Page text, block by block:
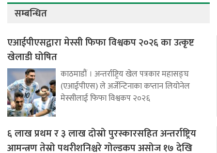
सम्बन्धित
एआईपीएसद्वारा मेस्सी फिफा विश्वकप २०२६ का उत्कृष्ट
खेलाडी घोषित
काठमाडौं । अन्तर्राष्ट्रिय खेल पत्रकार महासङ्घ
(एआईपीएस) ले अर्जेन्टिनाका कप्तान लियोनेल
मेस्सीलाई फिफा विश्वकप २०२६
६ लाख प्रथम र ३ लाख दोस्रो पुरस्कारसहित अन्तर्राष्ट्रिय
आमन्त्रण तेस्रो पथरीशनिश्चरे गोल्डकप असोज १७ देखि